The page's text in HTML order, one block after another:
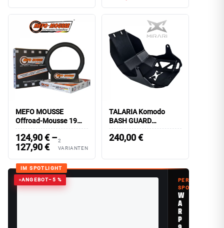
MEFO MOUSSE
Offroad-Mousse 19
Zoll 70/100-19
124,90€–
127,90€
2
VARIANTEN
TALARIA Komodo
BASH GUARD
Aluminium | MIRARI
240,00€
IM SPOTLIGHT
ANGEBOT−5 %
PERFORMANCE
SPOTLIGHT
W
A
R
P